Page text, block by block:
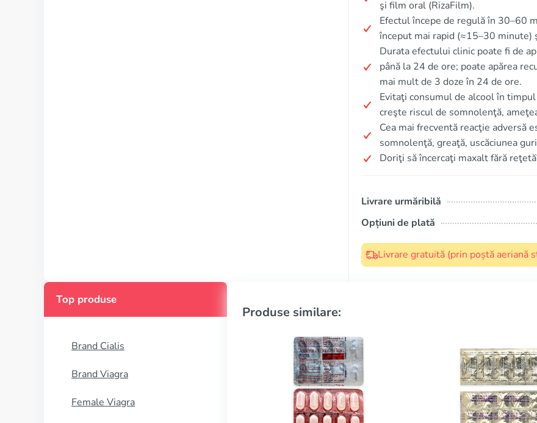
şi film oral (RizaFilm).
Efectul începe de regulă în 30–60
început mai rapid (≈15–30 minute)
Durata efectului clinic poate fi de
până la 24 de ore; poate apărea
mai mult de 3 doze în 24 de ore.
Evitaţi consumul de alcool în
creşte riscul de somnolenţă,
Cea mai frecventă reacţie adversă
somnolenţă, greaţă, uscăciunea
Doriţi să încercaţi maxalt fără
Livrare urmăribilă
Opțiuni de plată
Livrare gratuită (prin poștă aeriană
Top produse
Brand Cialis
Brand Viagra
Female Viagra
Produse similare: